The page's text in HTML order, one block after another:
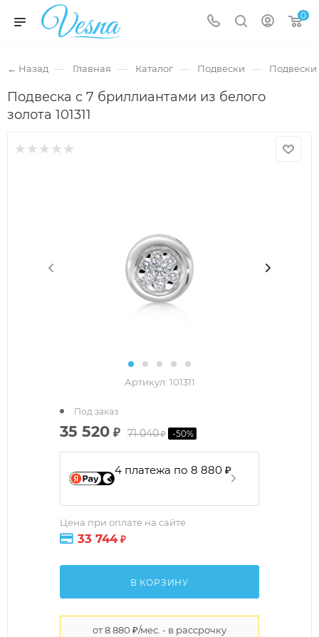
0
← Назад — Главная — Каталог — Подвески — Подвески
Подвеска с 7 бриллиантами из белого
золота 101311
Артикул: 101311
35 520 ₽ 71 040₽ -50%
4 платежа по 8 880 ₽
Цена при оплате на сайте
33 744₽
Под заказ
В КОРЗИНУ